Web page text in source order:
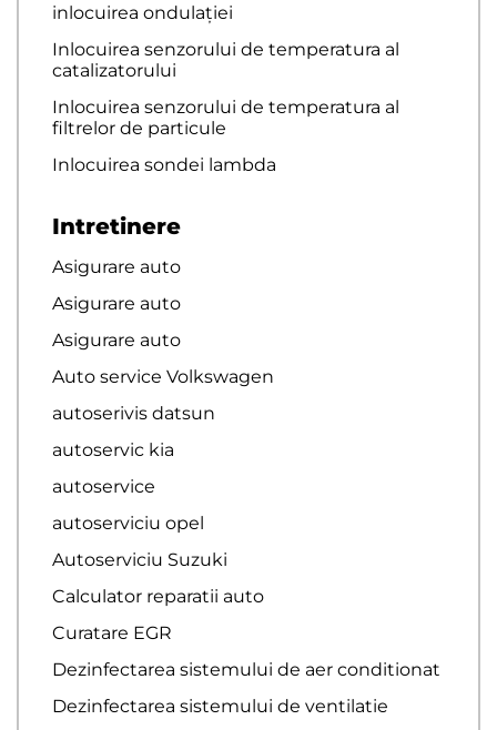
inlocuirea ondulației
Inlocuirea senzorului de temperatura al
catalizatorului
Inlocuirea senzorului de temperatura al
filtrelor de particule
Inlocuirea sondei lambda
Intretinere
Asigurare auto
Asigurare auto
Asigurare auto
Auto service Volkswagen
autoserivis datsun
autoservic kia
autoservice
autoserviciu opel
Autoserviciu Suzuki
Calculator reparatii auto
Curatare EGR
Dezinfectarea sistemului de aer conditionat
Dezinfectarea sistemului de ventilatie